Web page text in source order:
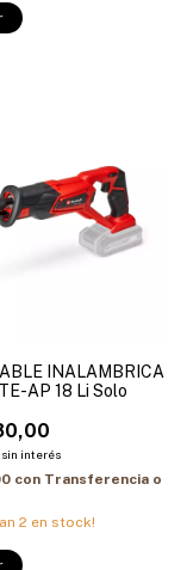
INALAMBRICA
AP 18 Li Solo
sin interés
con Transferencia o
2 en stock!